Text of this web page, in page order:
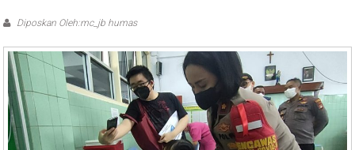
Diposkan Oleh:mc_jb humas